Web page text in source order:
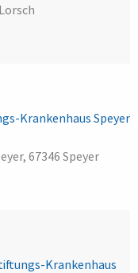
Krankenhaus Speyer
67346 Speyer
Krankenhaus